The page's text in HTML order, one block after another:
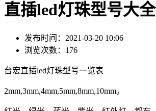
直插led灯珠型号大全
发布时间：2021-03-20 10:06
浏览次数：176
台宏直插led灯珠型号一览表
2mm,3mm,4mm,5mm,8mm,10mm。